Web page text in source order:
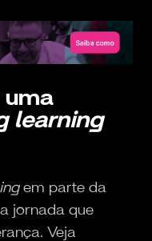
learning
em parte da
jornada que
Veja